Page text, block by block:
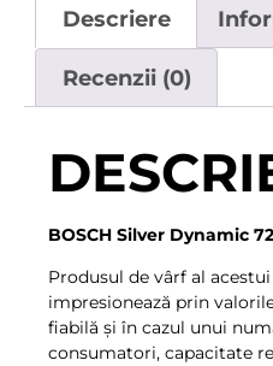
Descriere
Recenzii (0)
BOSCH Silver Dynamic
Produsul de vârf al
impresionează prin
fiabilă şi în cazul unui
consumatori, capacitate